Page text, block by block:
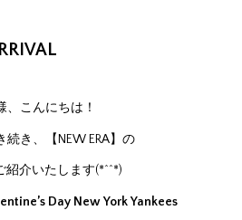
、こんにちは！
続き、【NEW ERA】の
紹介いたします(*^^*)
Day New York Yankees